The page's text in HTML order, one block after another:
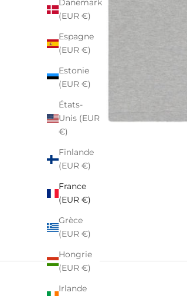
Danemark
(EUR €)
Espagne
(EUR €)
Estonie
(EUR €)
États-
Unis (EUR
€)
Finlande
(EUR €)
France
(EUR €)
Grèce
(EUR €)
Hongrie
(EUR €)
Irlande